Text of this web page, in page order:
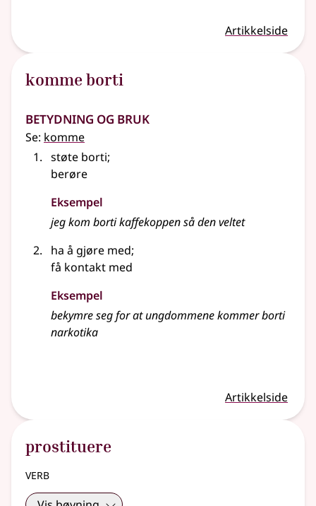
Artikkelside
komme borti
Betydning og bruk
Se: komme
støte borti;
berøre
Eksempel
jeg kom borti kaffekoppen så den veltet
ha å gjøre med;
få kontakt med
Eksempel
bekymre seg for at ungdommene kommer borti
narkotika
Artikkelside
prostituere
verb